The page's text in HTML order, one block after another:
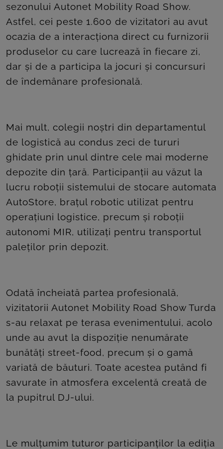
sezonului Autonet Mobility Road Show.
Astfel, cei peste 1.600 de vizitatori au avut
ocazia de a interacționa direct cu furnizorii
produselor cu care lucrează în fiecare zi,
dar și de a participa la jocuri și concursuri
de îndemânare profesională.
Mai mult, colegii noștri din departamentul
de logistică au condus zeci de tururi
ghidate prin unul dintre cele mai moderne
depozite din țară. Participanții au văzut la
lucru roboții sistemului de stocare automata
AutoStore, brațul robotic utilizat pentru
operațiuni logistice, precum și roboții
autonomi MIR, utilizați pentru transportul
paleților prin depozit.
Odată încheiată partea profesională,
vizitatorii Autonet Mobility Road Show Turda
s-au relaxat pe terasa evenimentului, acolo
unde au avut la dispoziție nenumărate
bunătăți street-food, precum și o gamă
variată de băuturi. Toate acestea putând fi
savurate în atmosfera excelentă creată de
la pupitrul DJ-ului.
Le mulțumim tuturor participanților la ediția